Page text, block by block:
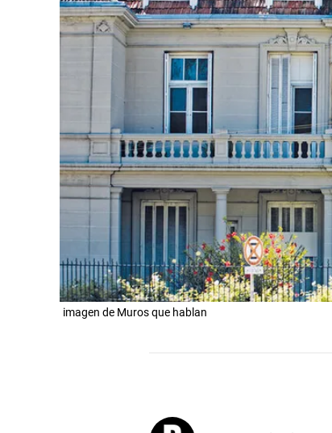
imagen de Muros que hablan